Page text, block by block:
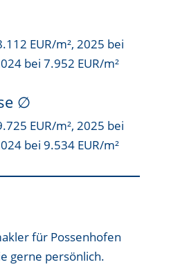
EUR/m², 2025 bei
bei 7.952 EUR/m²
∅
EUR/m², 2025 bei
bei 9.534 EUR/m²
für Possenhofen
gerne persönlich.